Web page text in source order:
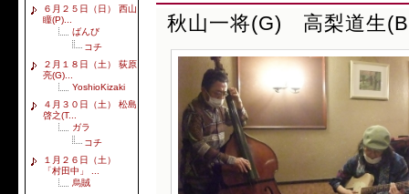
６月２５日（日） 西山
瞳(P)...
ばんび
コチ
２月１８日（土） 荻原
亮(G)...
YoshioKizaki
４月３０日（土） 松島
啓之(T...
ガラ
コチ
１月２６日（土）
「村田中」 ...
烏賊
秋山一将(G) 高梨道生